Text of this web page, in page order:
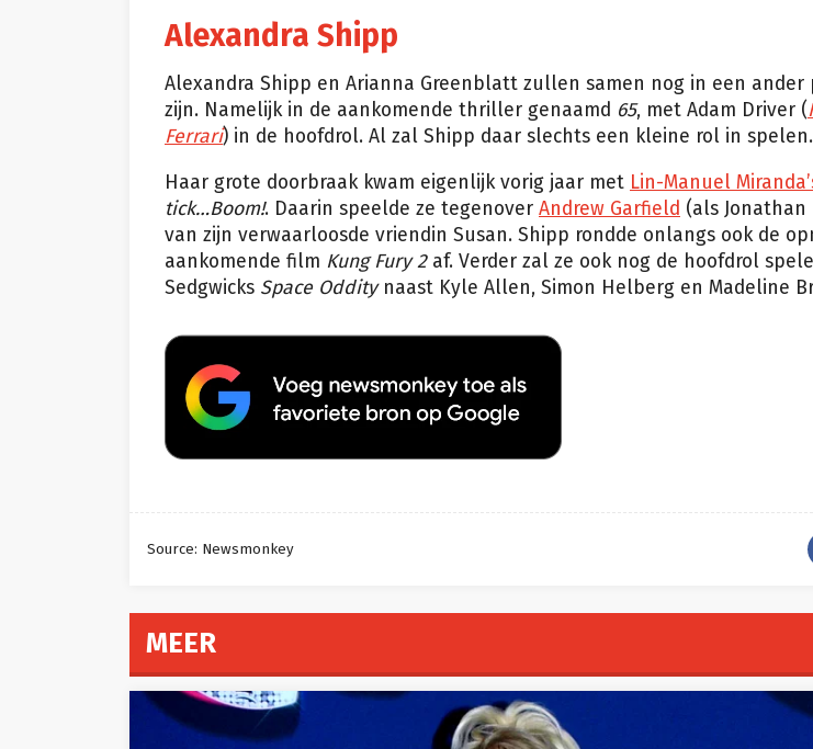
Alexandra Shipp
Alexandra Shipp en Arianna Greenblatt zullen samen nog in een ander
zijn. Namelijk in de aankomende thriller genaamd 65, met Adam Driver (
Ferrari) in de hoofdrol. Al zal Shipp daar slechts een kleine rol in spelen.
Haar grote doorbraak kwam eigenlijk vorig jaar met Lin-Manuel
tick…Boom!. Daarin speelde ze tegenover Andrew Garfield (als Jonathan
van zijn verwaarloosde vriendin Susan. Shipp rondde onlangs ook de
aankomende film Kung Fury 2af. Verder zal ze ook nog de hoofdrol
Sedgwicks Space Odditynaast Kyle Allen, Simon Helberg en Madeline
Source: Newsmonkey
MEER